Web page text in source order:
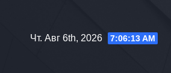
содержимому
Чт. Авг 6th, 2026 7:06:14 AM